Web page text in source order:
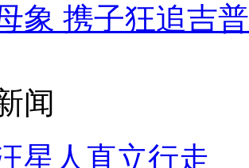
象 携子狂追吉
闻
星人直立行走